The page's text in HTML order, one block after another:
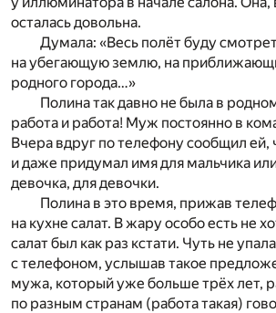
осталась довольна.
Думала: «Весь полёт буду
на убегающую землю, на
родного города…»
Полина так давно не была в
работа и работа! Муж постоянно в
Вчера вдруг по телефону сообщил ей,
и даже придумал имя для мальчика
девочка, для девочки.
Полина в это время, прижав
на кухне салат. В жару особо есть не
салат был как раз кстати. Чуть не
с телефоном, услышав такое
мужа, который уже больше трёх лет,
по разным странам (работа такая)